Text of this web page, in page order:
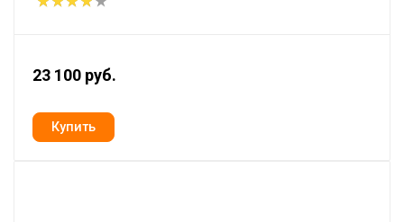
23 100 руб.